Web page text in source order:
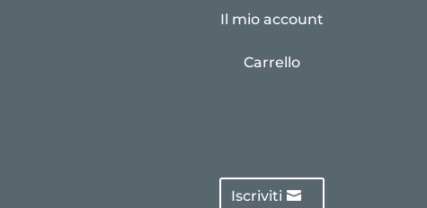
Il mio account
Carrello
Iscriviti